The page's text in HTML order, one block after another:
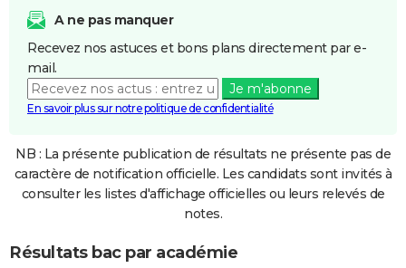
A ne pas manquer
Recevez nos astuces et bons plans directement par e-
mail.
Je m'abonne
En savoir plus sur notre politique de confidentialité
NB : La présente publication de résultats ne présente pas de
caractère de notification officielle. Les candidats sont invités à
consulter les listes d'affichage officielles ou leurs relevés de
notes.
Résultats bac par académie